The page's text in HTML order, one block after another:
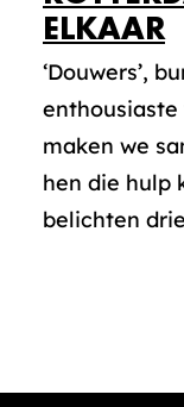
ELKAAR
‘Douwers’,
maken we
hen die hulp
belichten